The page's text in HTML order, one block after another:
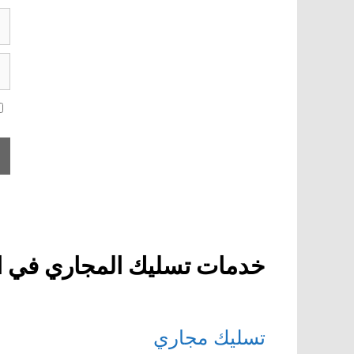
خدمات تسليك المجاري في
تسليك مجاري